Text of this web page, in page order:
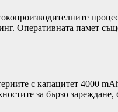
Оперативната памет
с капацитет 4000
за бързо